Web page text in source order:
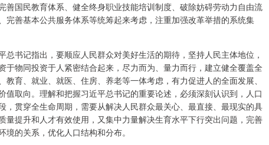
国民教育体系、健全终身职业技能培训制度、破除妨碍劳动力自由流
善基本公共服务体系等统筹起来考虑，注重加强改革举措的系统集
书记指出，要顺应人民群众对美好生活的期待，坚持人民主体地位，
物同投资于人紧密结合起来，尽力而为、量力而行，建立健全覆盖全
育、就业、就医、住房、养老等一体考虑，有力促进人的全面发展、
取向。理解和把握习近平总书记的重要论述，必须深刻认识到，人口
贯穿全生命周期，需要从解决人民群众最关心、最直接、最现实的具
提升和人才有效使用，又集中力量解决生育水平下行突出问题，完善
的关系，优化人口结构和分布。